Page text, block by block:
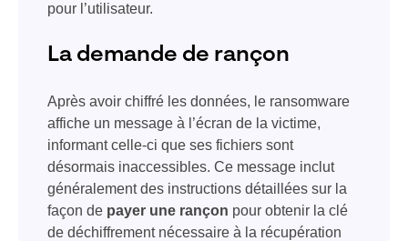
pour l’utilisateur.
La demande de rançon
Après avoir chiffré les données, le ransomware
affiche un message à l’écran de la victime,
informant celle-ci que ses fichiers sont
désormais inaccessibles. Ce message inclut
généralement des instructions détaillées sur la
façon de payer une rançon pour obtenir la clé
de déchiffrement nécessaire à la récupération